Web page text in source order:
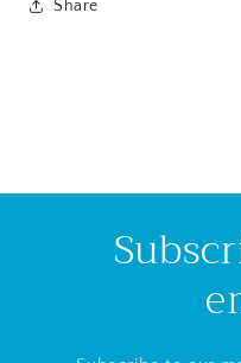
Share